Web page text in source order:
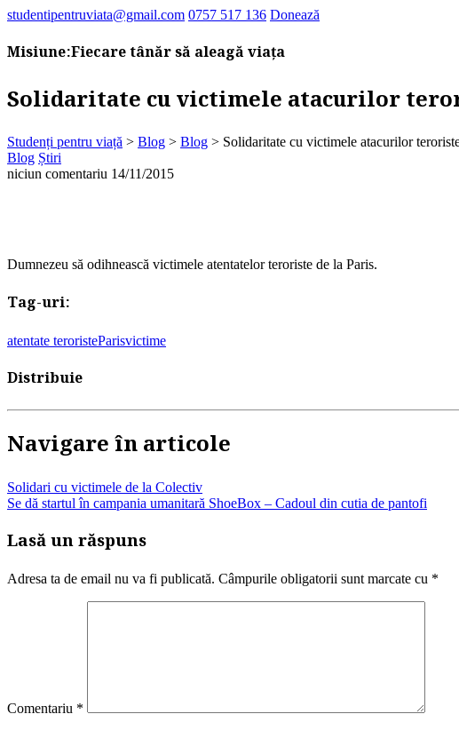
studentipentruviata@gmail.com 0757 517 136 Donează
Misiune:Fiecare tânăr să aleagă viața
Solidaritate cu victimele atacurilor
Studenți pentru viață > Blog > Blog > Solidaritate cu victimele atacurilor
Blog Știri
niciun comentariu 14/11/2015
Dumnezeu să odihnească victimele atentatelor teroriste de la Paris.
Tag-uri:
atentate teroristeParisvictime
Distribuie
Navigare în articole
Solidari cu victimele de la Colectiv
Se dă startul în campania umanitară ShoeBox – Cadoul din cutia de pantofi
Lasă un răspuns
Adresa ta de email nu va fi publicată. Câmpurile obligatorii sunt marcate cu *
Comentariu *